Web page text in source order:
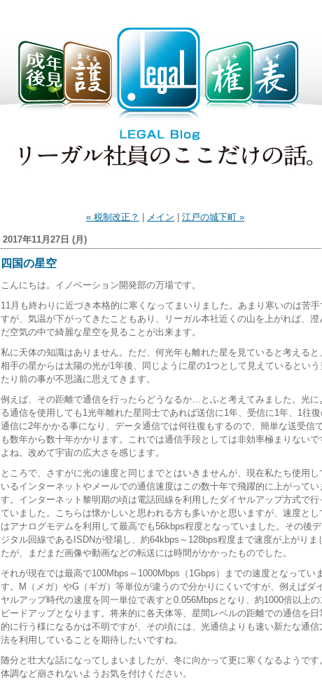
« 税制改正？ メイン 江戸の城下町 »
2017年11月27日 (月)
四国の星空
こんにちは。イノベーション開発部の万場です。
11月も終わりに近づき本格的に寒くなってまいりました。あまり寒いのは苦手
すが、気温が下がってきたこともあり、リーガル本社近くの山を上がれば、澄
だ空気の中で綺麗な星空を見ることが出来ます。
私に天体の知識はありません。ただ、何光年も離れた星を見ていると考えると
相手の星からは太陽の光が1年後、同じように星の1つとして見えているという
たり前の事が不思議に思えてきます。
例えば、その距離で通信を行ったらどうなるか…とふと考えてみました。光に
る通信を使用しても1光年離れた星同士であれば送信に1年、受信に1年、1往
通信に2年かかる事になり、データ通信では何往復もするので、簡単な送受信
も数年から数十年かかります。これでは通信手段としては非効率極まりないで
よね。改めて宇宙の広大さを感じます。
ところで、さすがに光の速度と同じまでとはいきませんが、現在私たち使用し
いるインターネットやメールでの通信速度はこの数十年で飛躍的に上がってい
す。インターネット黎明期の頃は電話回線を利用したダイヤルアップ方式で行
ていました。こちらは懐かしいと思われる方も多いかと思いますが、速度とし
はアナログモデムを利用して最高でも56kbps程度となっていました。その後デ
ジタル回線であるISDNが登場し、約64kbps～128bps程度まで速度が上がりま
たが、まだまだ画像や動画などの転送には時間がかかったものでした。
それが現在では最高で100Mbps～1000Mbps（1Gbps）までの速度となってい
す。M（メガ）やG（ギガ）等単位が違うので分かりにくいですが、例えばダ
ヤルアップ時代の速度を同一単位で表すと0.056Mbpsとなり、約1000倍以上の
ピードアップとなります。将来的に各天体等、星間レベルの距離での通信を日
的に行う様になるかは不明ですが、その頃には、光通信よりも速い新たな通信
法を利用していることを期待したいですね。
随分と壮大な話になってしまいましたが、冬に向かって更に寒くなるようです
体調など崩されないようお気を付けください。